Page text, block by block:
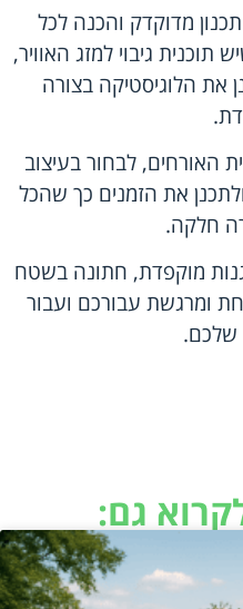
מדוקדק והכנה לכל
גיבוי למזג האוויר,
את הלוגיסטיקה בצורה
האורחים, לבחור בעיצוב
את הזמנים כך שהכל
חלקה.
מוקפדת, חתונה בשטח
ומרגשת עבורכם ועבור
שלכם.
גם: